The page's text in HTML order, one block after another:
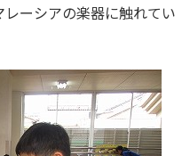
ーシアの楽器に触れてい